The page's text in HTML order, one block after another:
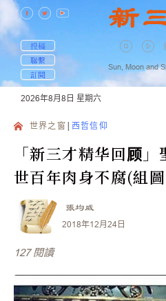
投稿
聯繫
訂閱
Sun, Moon and
2026年8月8日 星期六
世界之窗 西哲信仰
「新三才精华回顾
世百年肉身不腐(組
張均威
2018年12月24日
127 閱讀